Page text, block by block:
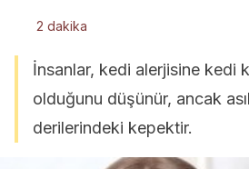
2 dakika
İnsanlar, kedi alerjisine kedi
olduğunu düşünür, ancak
derilerindeki kepektir.